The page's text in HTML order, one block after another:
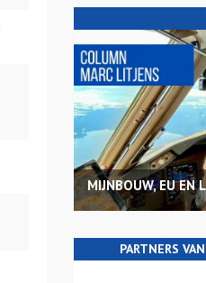
MIJNBOUW, EU EN
PARTNERS